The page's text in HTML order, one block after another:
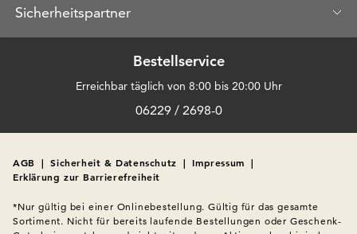
Sicherheitspartner
Bestellservice
Erreichbar täglich von 8:00 bis 20:00 Uhr
06229 / 2698-0
AGB | Sicherheit & Datenschutz | Impressum |
Erklärung zur Barrierefreiheit
*Nur gültig bei einer Onlinebestellung. Gültig für das gesamte
Sortiment. Nicht für bereits laufende Bestellungen oder Geschenk-